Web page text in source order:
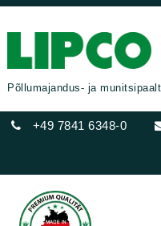
Põllumajandus- ja
+49 7841 6348-0